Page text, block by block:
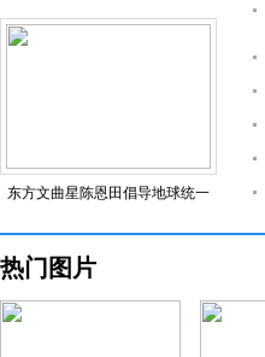
东方文曲星陈恩田倡导地球统一
热门图片